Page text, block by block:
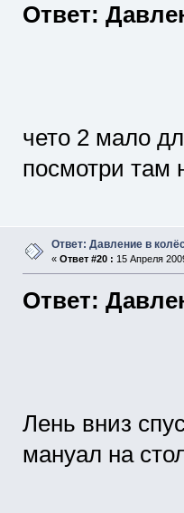
Ответ:
чето 2 мало
посмотри там
Ответ: Давление в
« Ответ #20 : 15 Апреля
Ответ:
Лень вниз
мануал на